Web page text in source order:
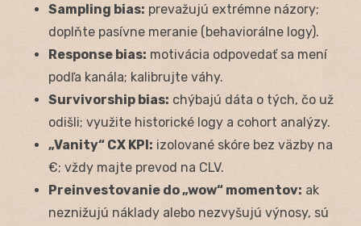
Sampling bias: prevažujú extrémne názory;
doplňte pasívne meranie (behaviorálne logy).
Response bias: motivácia odpovedať sa mení
podľa kanála; kalibrujte váhy.
Survivorship bias: chýbajú dáta o tých, čo už
odišli; využite historické logy a cohort analýzy.
„Vanity“ CX KPI: izolované skóre bez väzby na
€; vždy majte prevod na CLV.
Preinvestovanie do „wow“ momentov: ak
neznižujú náklady alebo nezvyšujú výnosy, sú